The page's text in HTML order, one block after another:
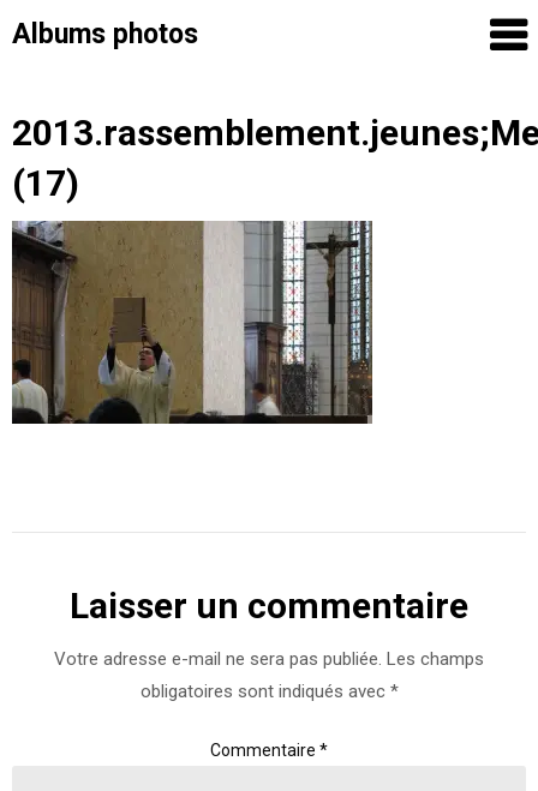
Albums photos
Skip
content
(17)
Laisser un commentaire
Votre adresse e-mail ne sera pas publiée. Les champs
obligatoires sont indiqués avec *
Commentaire *